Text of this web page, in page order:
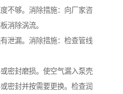
够。消除措施：向厂家咨
消除涡流。
漏。消除措施：检查管线
封磨损。使空气漏入泵壳
密封并按需要更换。检查润